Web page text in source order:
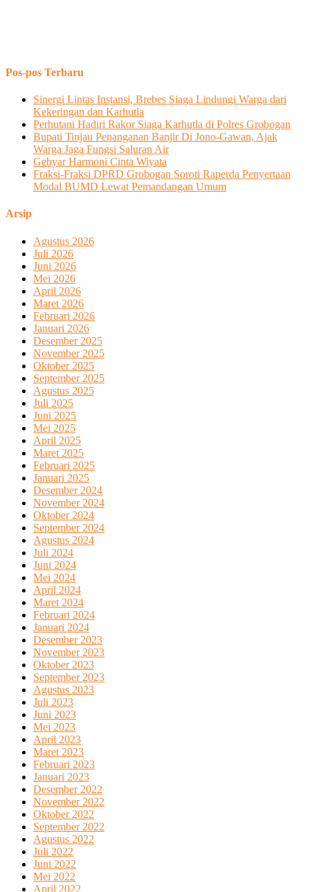
Pos-pos Terbaru
Sinergi Lintas Instansi, Brebes Siaga Lindungi Warga dari
Kekeringan dan Karhutla
Perhutani Hadiri Rakor Siaga Karhutla di Polres Grobogan
Bupati Tinjau Penanganan Banjir Di Jono-Gawan, Ajak
Warga Jaga Fungsi Saluran Air
Gebyar Harmoni Cinta Wiyata
Fraksi-Fraksi DPRD Grobogan Soroti Raperda Penyertaan
Modal BUMD Lewat Pemandangan Umum
Arsip
Agustus 2026
Juli 2026
Juni 2026
Mei 2026
April 2026
Maret 2026
Februari 2026
Januari 2026
Desember 2025
November 2025
Oktober 2025
September 2025
Agustus 2025
Juli 2025
Juni 2025
Mei 2025
April 2025
Maret 2025
Februari 2025
Januari 2025
Desember 2024
November 2024
Oktober 2024
September 2024
Agustus 2024
Juli 2024
Juni 2024
Mei 2024
April 2024
Maret 2024
Februari 2024
Januari 2024
Desember 2023
November 2023
Oktober 2023
September 2023
Agustus 2023
Juli 2023
Juni 2023
Mei 2023
April 2023
Maret 2023
Februari 2023
Januari 2023
Desember 2022
November 2022
Oktober 2022
September 2022
Agustus 2022
Juli 2022
Juni 2022
Mei 2022
April 2022